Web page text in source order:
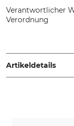
Verantwortlicher
Verordnung
Artikeldetails